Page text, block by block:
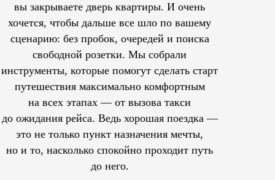
вы закрываете дверь квартиры. И очень
хочется, чтобы дальше все шло по вашему
сценарию: без пробок, очередей и поиска
свободной розетки. Мы собрали
инструменты, которые помогут сделать старт
путешествия максимально комфортным
на всех этапах — от вызова такси
до ожидания рейса. Ведь хорошая поездка —
это не только пункт назначения мечты,
но и то, насколько спокойно проходит путь
до него.